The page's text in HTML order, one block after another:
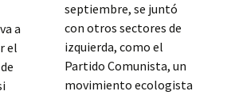
a
el
septiembre, se juntó
con otros sectores de
izquierda, como el
Partido Comunista, un
movimiento ecologista